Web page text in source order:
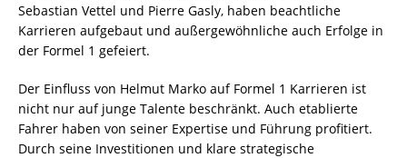
Sebastian Vettel und Pierre Gasly, haben beachtliche
Karrieren aufgebaut und außergewöhnliche auch Erfolge in
der Formel 1 gefeiert.
Der Einfluss von Helmut Marko auf Formel 1 Karrieren ist
nicht nur auf junge Talente beschränkt. Auch etablierte
Fahrer haben von seiner Expertise und Führung profitiert.
Durch seine Investitionen und klare strategische